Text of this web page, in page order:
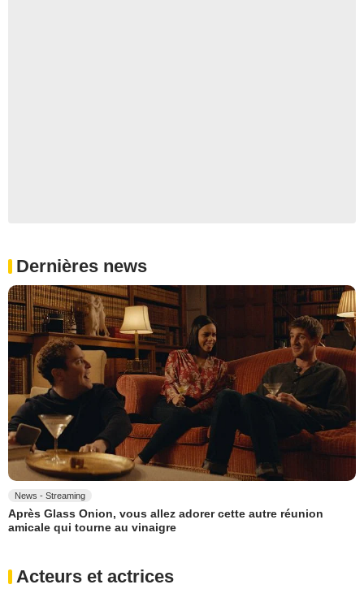
Dernières news
News - Streaming
Après Glass Onion, vous allez adorer cette autre réunion
amicale qui tourne au vinaigre
Acteurs et actrices